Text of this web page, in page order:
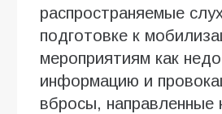
распространяемые
подготовке к
мероприятиям как
информацию и
вбросы, направленные